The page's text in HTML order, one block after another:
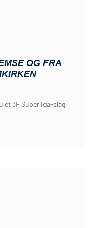
OG FRA
et 3F Superliga-slag,